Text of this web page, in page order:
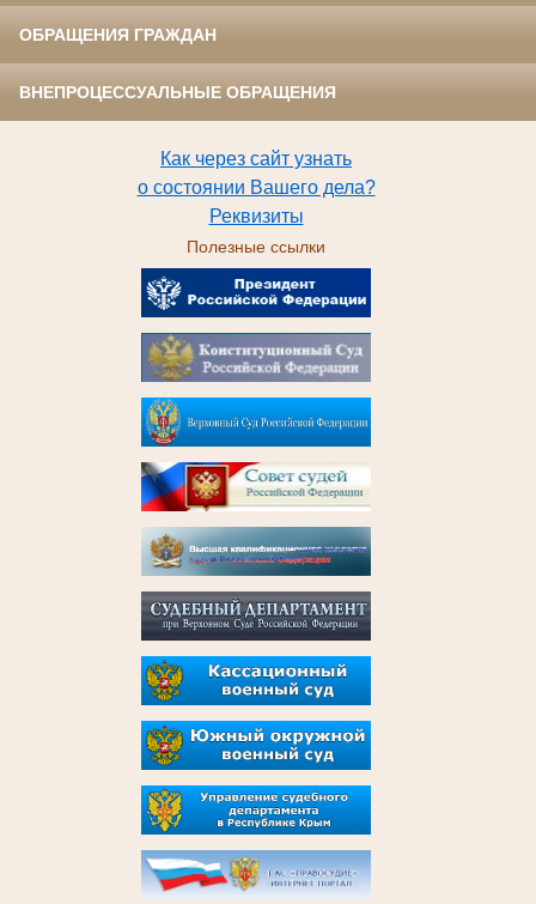
ОБРАЩЕНИЯ ГРАЖДАН
ВНЕПРОЦЕССУАЛЬНЫЕ ОБРАЩЕНИЯ
Как через сайт узнать
о состоянии Вашего дела?
Реквизиты
Полезные ссылки